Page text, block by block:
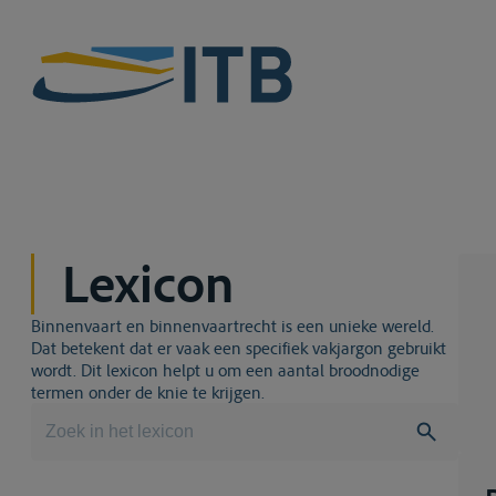
Lexicon
Binnenvaart en binnenvaartrecht is een unieke wereld.
Dat betekent dat er vaak een specifiek vakjargon gebruikt
wordt. Dit lexicon helpt u om een aantal broodnodige
termen onder de knie te krijgen.